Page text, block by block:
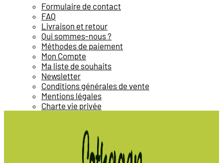
Formulaire de contact
FAQ
Livraison et retour
Qui sommes-nous ?
Méthodes de paiement
Mon Compte
Ma liste de souhaits
Newsletter
Conditions générales de vente
Mentions légales
Charte vie privée